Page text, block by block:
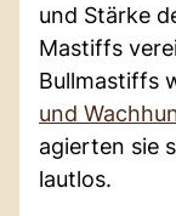
und Stärke
Mastiffs
Bullmastiffs
und
agierten sie
lautlos.